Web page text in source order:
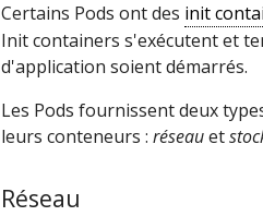
Certains Pods ont des init
Init containers s'exécutent et
d'application soient démarrés.
Les Pods fournissent deux
leurs conteneurs : réseauet
Réseau